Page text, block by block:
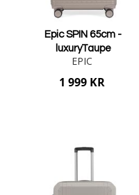
Epic SPIN 65cm -
luxuryTaupe
EPIC
1 999 KR